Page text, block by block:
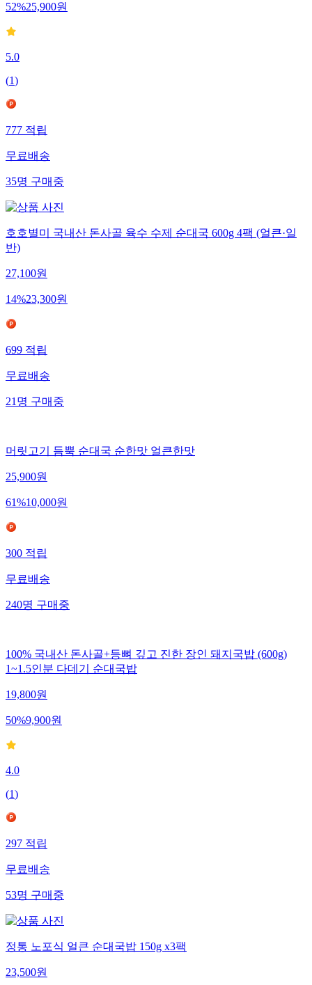
52%25,900원
5.0
(1)
777적립
무료배송
35명구매중
호호별미 국내산 돈사골 육수 수제 순대국 600g 4팩 (얼큰·일
반)
27,100원
14%23,300원
699적립
무료배송
21명구매중
머릿고기 듬뿍 순대국 순한맛 얼큰한맛
25,900원
61%10,000원
300적립
무료배송
240명구매중
100% 국내산 돈사골+등뼈 깊고 진한 장인 돼지국밥 (600g)
1~1.5인분 다데기 순대국밥
19,800원
50%9,900원
4.0
(1)
297적립
무료배송
53명구매중
정통 노포식 얼큰 순대국밥 150g x3팩
23,500원